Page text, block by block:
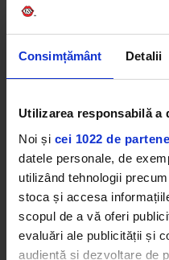
Consimțământ Detalii
Utilizarea responsabilă a
Noi și cei 1022 de
datele personale, de
utilizând tehnologii
stoca și accesa
scopul de a vă oferi
evaluări ale publicității și
audiență și dezvoltare de
frecvente Hit Hit In The
Alte